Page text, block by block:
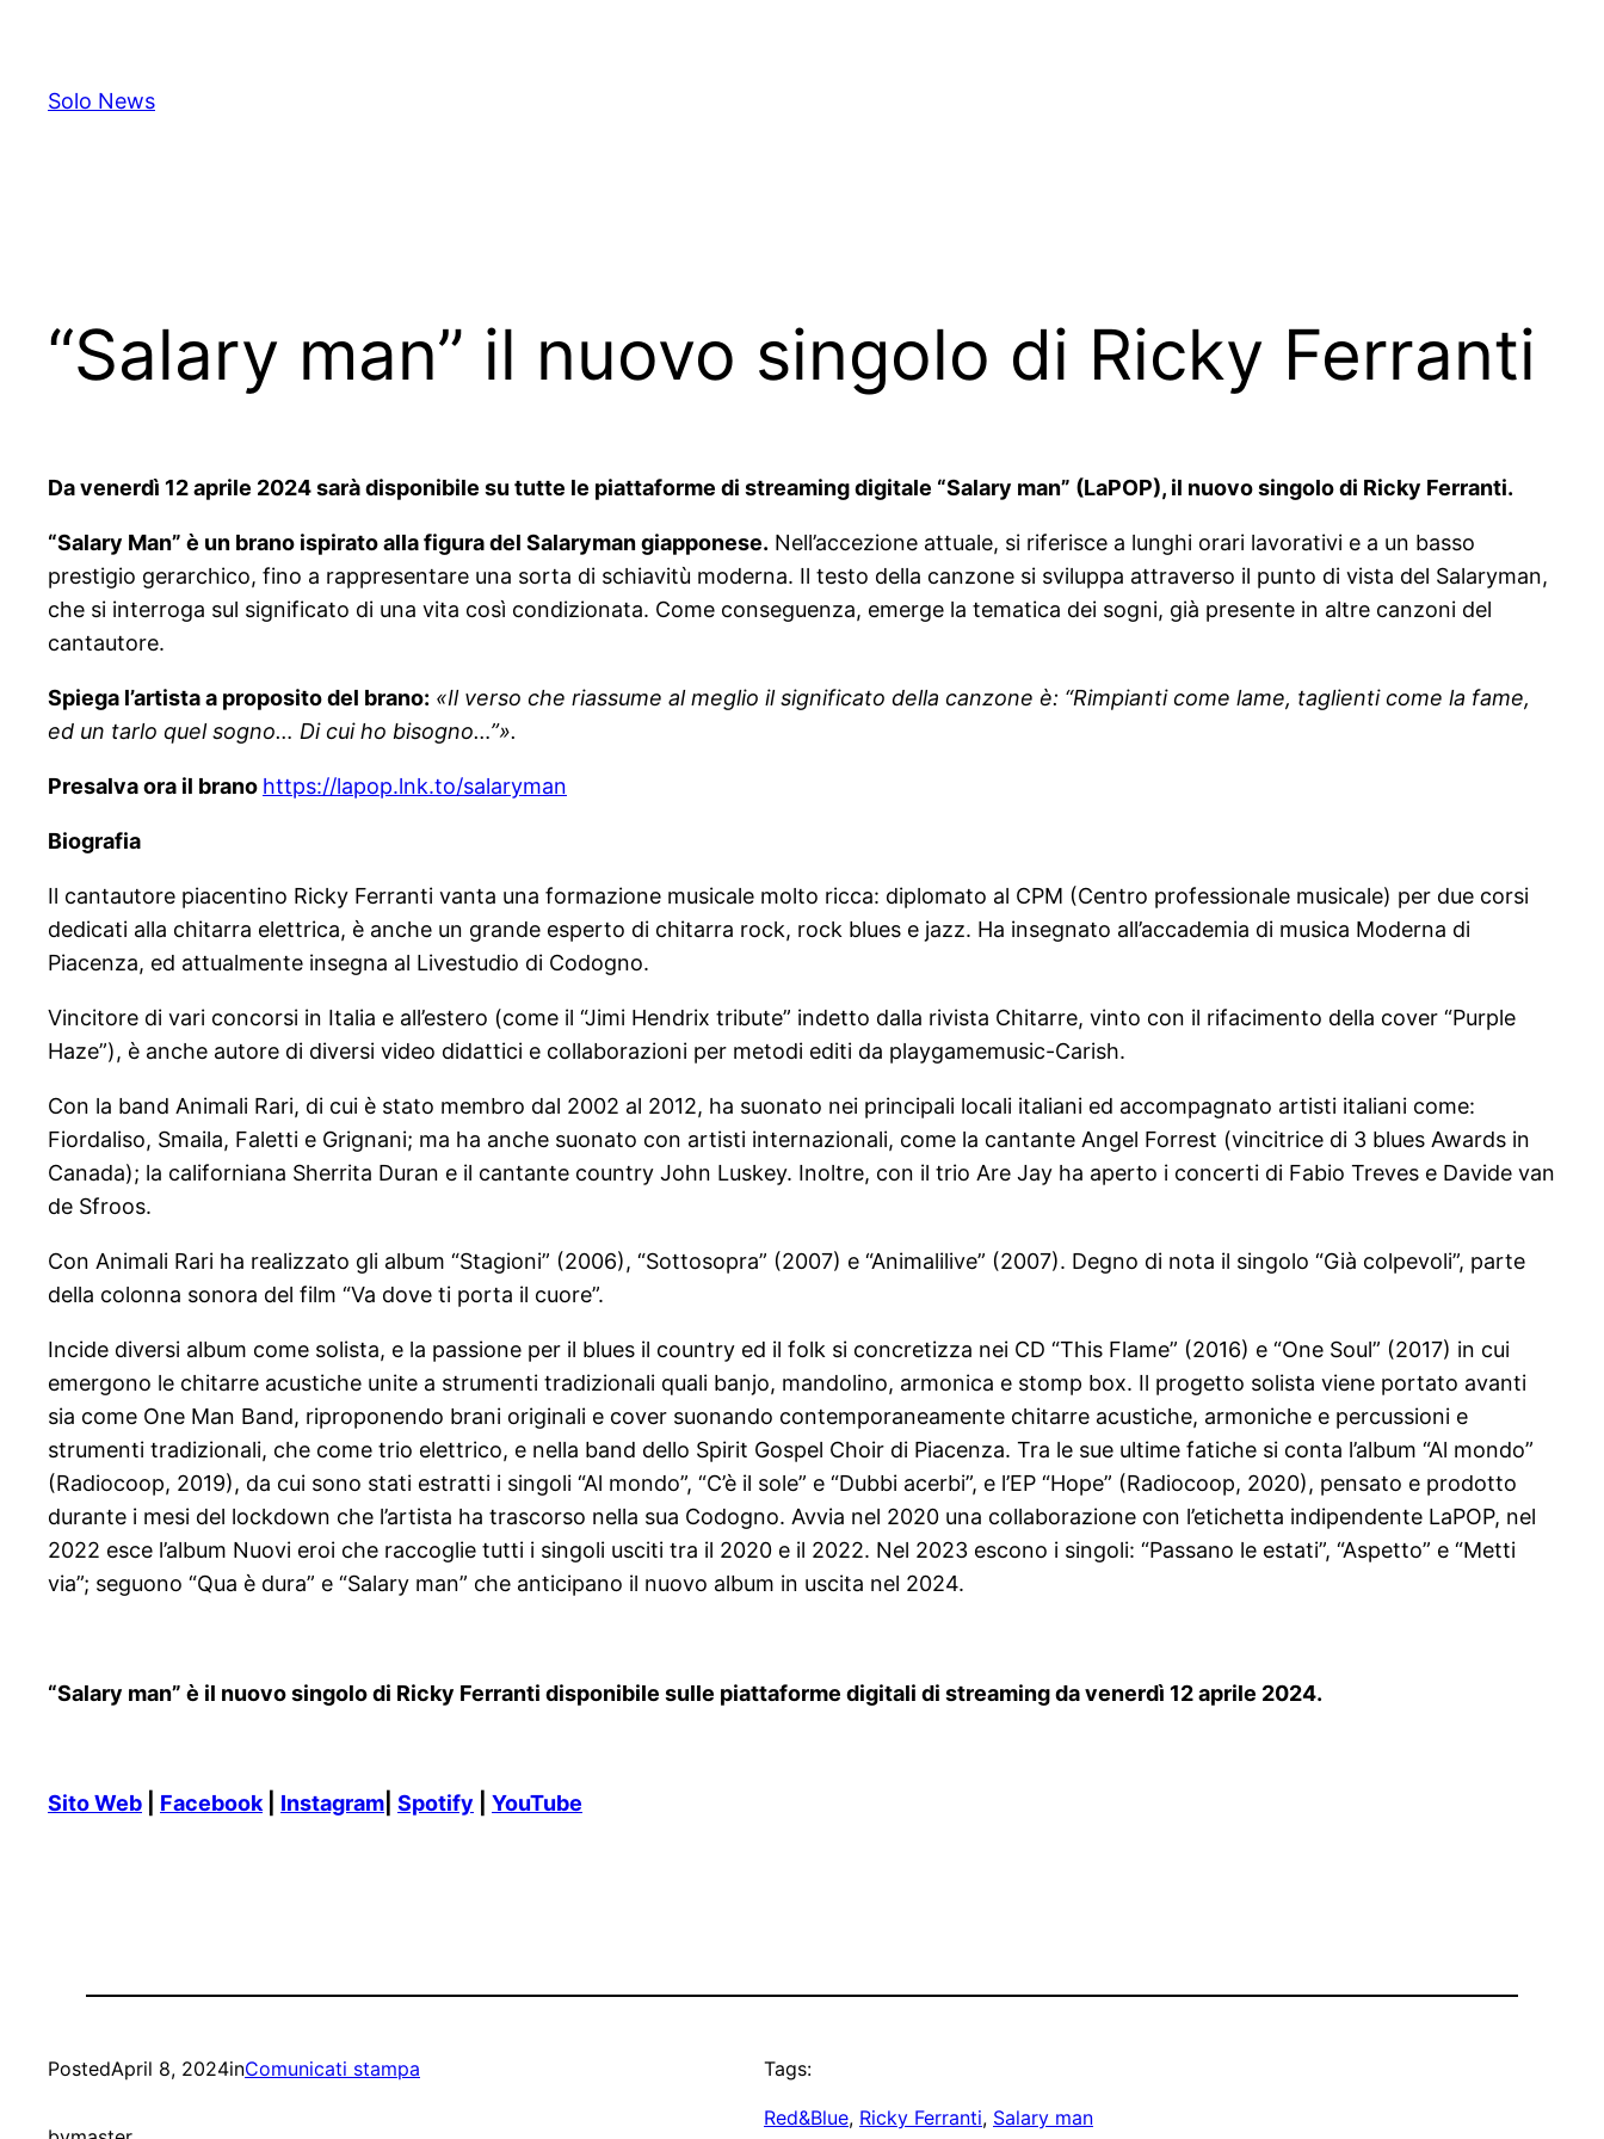
content
Solo News
“Salary man” il nuovo singolo di Ricky Ferranti
Da venerdì 12 aprile 2024 sarà disponibile su tutte le piattaforme di streaming digitale “Salary man” (LaPOP), il nuovo singolo di Ricky Ferranti.
“Salary Man” è un brano ispirato alla figura del Salaryman giapponese. Nell’accezione attuale, si riferisce a lunghi orari lavorativi e a un basso
prestigio gerarchico, fino a rappresentare una sorta di schiavitù moderna. Il testo della canzone si sviluppa attraverso il punto di vista del Salaryman,
che si interroga sul significato di una vita così condizionata. Come conseguenza, emerge la tematica dei sogni, già presente in altre canzoni del
cantautore.
Spiega l’artista a proposito del brano: «Il verso che riassume al meglio il significato della canzone è: “Rimpianti come lame, taglienti come la fame,
ed un tarlo quel sogno… Di cui ho bisogno…”».
Presalva ora il brano https://lapop.lnk.to/salaryman
Biografia
Il cantautore piacentino Ricky Ferranti vanta una formazione musicale molto ricca: diplomato al CPM (Centro professionale musicale) per due corsi
dedicati alla chitarra elettrica, è anche un grande esperto di chitarra rock, rock blues e jazz. Ha insegnato all’accademia di musica Moderna di
Piacenza, ed attualmente insegna al Livestudio di Codogno.
Vincitore di vari concorsi in Italia e all’estero (come il “Jimi Hendrix tribute” indetto dalla rivista Chitarre, vinto con il rifacimento della cover “Purple
Haze”), è anche autore di diversi video didattici e collaborazioni per metodi editi da playgamemusic-Carish.
Con la band Animali Rari, di cui è stato membro dal 2002 al 2012, ha suonato nei principali locali italiani ed accompagnato artisti italiani come:
Fiordaliso, Smaila, Faletti e Grignani; ma ha anche suonato con artisti internazionali, come la cantante Angel Forrest (vincitrice di 3 blues Awards in
Canada); la californiana Sherrita Duran e il cantante country John Luskey. Inoltre, con il trio Are Jay ha aperto i concerti di Fabio Treves e Davide van
de Sfroos.
Con Animali Rari ha realizzato gli album “Stagioni” (2006), “Sottosopra” (2007) e “Animalilive” (2007). Degno di nota il singolo “Già colpevoli”, parte
della colonna sonora del film “Va dove ti porta il cuore”.
Incide diversi album come solista, e la passione per il blues il country ed il folk si concretizza nei CD “This Flame” (2016) e “One Soul” (2017) in cui
emergono le chitarre acustiche unite a strumenti tradizionali quali banjo, mandolino, armonica e stomp box. Il progetto solista viene portato avanti
sia come One Man Band, riproponendo brani originali e cover suonando contemporaneamente chitarre acustiche, armoniche e percussioni e
strumenti tradizionali, che come trio elettrico, e nella band dello Spirit Gospel Choir di Piacenza. Tra le sue ultime fatiche si conta l’album “Al mondo”
(Radiocoop, 2019), da cui sono stati estratti i singoli “Al mondo”, “C’è il sole” e “Dubbi acerbi”, e l’EP “Hope” (Radiocoop, 2020), pensato e prodotto
durante i mesi del lockdown che l’artista ha trascorso nella sua Codogno. Avvia nel 2020 una collaborazione con l’etichetta indipendente LaPOP, nel
2022 esce l’album Nuovi eroi che raccoglie tutti i singoli usciti tra il 2020 e il 2022. Nel 2023 escono i singoli: “Passano le estati”, “Aspetto” e “Metti
via”; seguono “Qua è dura” e “Salary man” che anticipano il nuovo album in uscita nel 2024.
“Salary man” è il nuovo singolo di Ricky Ferranti disponibile sulle piattaforme digitali di streaming da venerdì 12 aprile 2024.
Sito Web Facebook| Instagram Spotify YouTube
PostedApril 8, 2024inComunicati stampa Tags:
Red&Blue, Ricky Ferranti, Salary man